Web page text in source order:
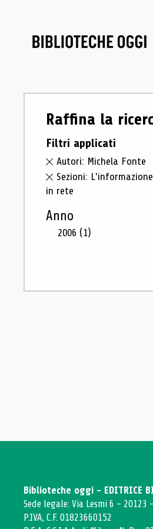
Raffina la
Filtri applicati
Autori: Michela Fonte
Sezioni:
in rete
Anno
2006 (1)
Biblioteche oggi - EDITRICE
Sede legale: Via Lesmi 6 - 20123
P.IVA, C.F. 01823660152